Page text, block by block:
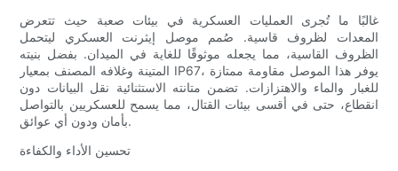
غالبًا ما تُجرى العمليات العسكرية في بيئات صعبة حيث تتعرض
المعدات لظروف قاسية. صُمم موصل إيثرنت العسكري ليتحمل
الظروف القاسية، مما يجعله موثوقًا للغاية في الميدان. بفضل بنيته
المتينة وغلافه المصنف بمعيار IP67، يوفر هذا الموصل مقاومة ممتازة
للغبار والماء والاهتزازات. تضمن متانته الاستثنائية نقل البيانات دون
انقطاع، حتى في أقسى بيئات القتال، مما يسمح للعسكريين بالتواصل
بأمان ودون أي عوائق.
تحسين الأداء والكفاءة